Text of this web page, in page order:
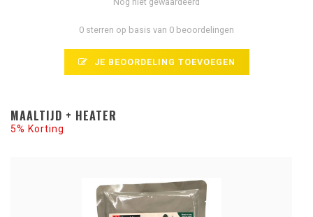
0 sterren op basis van 0 beoordelingen
JE BEOORDELING TOEVOEGEN
MAALTIJD + HEATER
5% Korting